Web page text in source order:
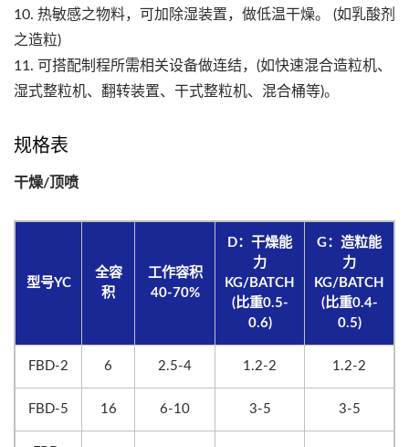
10. 热敏感之物料，可加除湿装置，做低温干燥。 (如乳酸剂
之造粒)
11. 可搭配制程所需相关设备做连结，(如快速混合造粒机、
湿式整粒机、翻转装置、干式整粒机、混合桶等)。
规格表
干燥/顶喷
型号YC
全容
积
工作容积
40-70%
D：干燥能
力
KG/BATCH
(比重0.5-
0.6)
G：造粒能
力
KG/BATCH
(比重0.4-
0.5)
FBD-2 6 2.5-4 1.2-2 1.2-2
FBD-5 16 6-10 3-5 3-5